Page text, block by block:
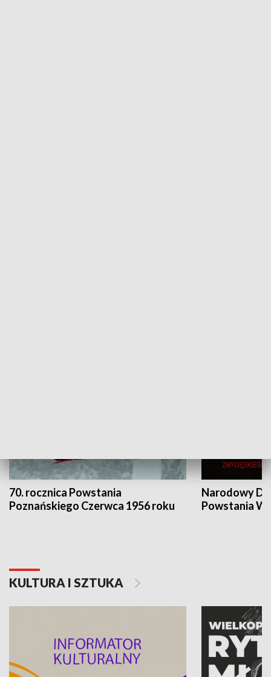
70. rocznica Powstania
Poznańskiego Czerwca 1956 roku
Narodowy
Powstania
KULTURA I SZTUKA